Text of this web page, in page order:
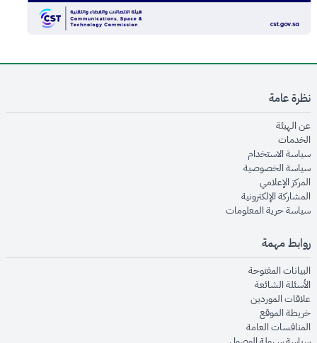
نظرة عامة
عن الهيئةopens in new window
الخدماتopens in new window
سياسة الاستخدام
سياسة الخصوصيةopens in new window
المركز الإعلاميopens in new window
المشاركة الإلكترونيةopens in new window
سياسة حرية المعلوماتopens in new window
روابط مهمة
البيانات المفتوحةopens in new window
الأسئلة الشائعةopens in new window
علاقات الموردينopens in new window
خريطة الموقعopens in new window
المنافسات العامةopens in new window